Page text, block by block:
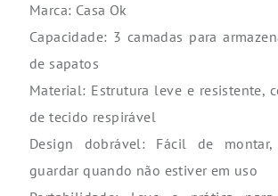
Marca: Casa Ok
Capacidade: 3 camadas para
de sapatos
Material: Estrutura leve e resistente,
de tecido respirável
Design dobrável: Fácil de
guardar quando não estiver em uso